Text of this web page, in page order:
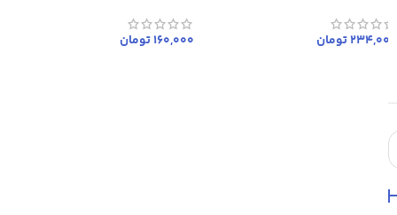
234,000تومان 160,000تومان